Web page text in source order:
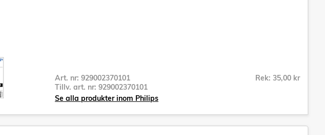
Art. nr: 929002370101
Tillv. art. nr: 929002370101
Rek: 35,00 kr
Se alla produkter inom Philips